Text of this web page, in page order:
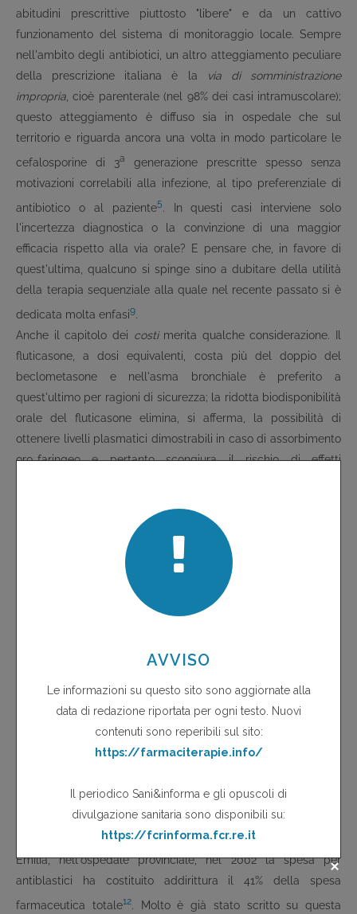
abitudini prescrittive piuttosto "libere" e da un cattivo
funzionamento del sistema di monitoraggio locale. Sempre
nell'ambito degli antibiotici, un altro atteggiamento peculiare
della prescrizione italiana è la
via di somministrazione
impropria , cioè parenterale (nel 98% dei casi intramuscolare);
questo atteggiamento è diffuso sia in ospedale che sul
territorio e riguarda ancora una volta in modo particolare le
cefalosporine di 3a
generazione prescritte spesso senza
motivazioni correlabili alla infezione, al tipo preferenziale di
antibiotico o al paziente5. In questi casi interviene solo
l'incertezza diagnostica o la convinzione di una maggior
efficacia rispetto alla via orale? E pensare che, in favore di
quest'ultima, qualcuno si spinge sino a dubitare della utilità
della terapia sequenziale alla quale nel recente passato si è
dedicata molta enfasi9.
Anche il capitolo dei costi merita qualche considerazione. Il
fluticasone, a dosi equivalenti, costa più del doppio del
beclometasone e nell'asma bronchiale è preferito a
quest'ultimo per ragioni di sicurezza; la ridotta biodisponibilità
orale del fluticasone elimina, si afferma, la possibilità di
ottenere livelli plasmatici dimostrabili in caso di assorbimento
oro-faringeo e pertanto scongiura il rischio di effetti
emivita di legame ai recettori dei glucocorticoidi è più che
doppia; se a tutto ciò si aggiunge che la spiccata lipofilia del
fluticasone ne determina un maggior accumulo a livello
polmonare e conseguentemente aumenta le possibilità di
assorbimento e di passaggio nel circolo sistemico, il profilo di
comparativi non indicano alcun vantaggio del fluticasone sul
beclometasone, sia negli adulti che nei bambini10. Il tema dei
costi diventa stringente se si considera il prezzo degli
antiblastici. Stando alla valutazione di due eminenti ricercatori
italiani "i nuovi farmaci antiblastici (degli ultimi 5 anni) sono di
molto più alto"11: toremifene costa 2,5 volte più di tamoxifene,
temozolomide 350 volte più di procarbazina, topotecan 10
volte più di cisplatino. Solo per restare alla realtà di Reggio
Emilia, nell'ospedale provinciale, nel 2002 la spesa per
antiblastici ha costituito addirittura il 41% della spesa
farmaceutica totale12. Molto è già stato scritto su questa